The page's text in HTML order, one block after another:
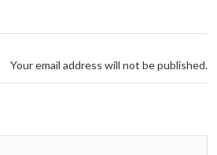
Your email address will not be published.